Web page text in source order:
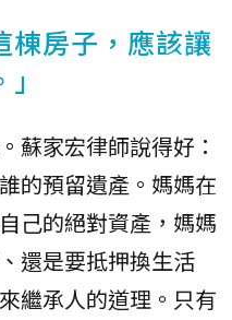
棟房子，應該讓
蘇家宏律師說得好：
的預留遺產。媽媽在
己的絕對資產，媽媽
還是要抵押換生活
繼承人的道理。只有